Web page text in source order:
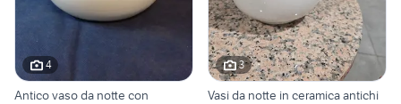
4
Antico vaso da notte con
3
Vasi da notte in ceramica antichi